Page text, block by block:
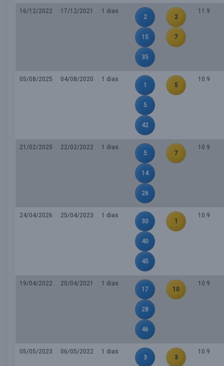
16/12/2022 17/12/2021
1 dias
2
15
35
2
7
11.9
05/08/2025 04/08/2020
1 dias
1
5
42
5
10.9
21/02/2025 22/02/2022
1 dias
5
14
26
7
10.9
24/04/2026 25/04/2023
1 dias
30
40
45
1
10.9
19/04/2022 20/04/2021
1 dias
17
28
46
10
10.9
05/05/2023 06/05/2022
1 dias
3
3
10.9